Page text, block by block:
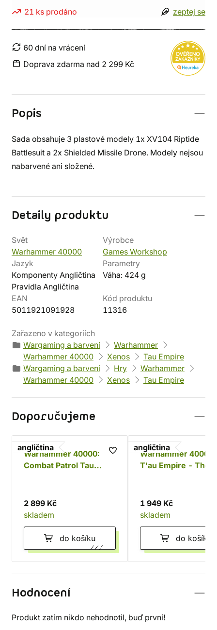
21 ks prodáno zeptej se
60 dní na vrácení
Doprava zdarma nad 2 299 Kč
Popis
Sada obsahuje 3 plastové modely 1x XV104 Riptide
Battlesuit a 2x Shielded Missile Drone. Modely nejsou
nabarvené ani složené.
Detaily produktu
Svět
Warhammer 40000
Výrobce
Games Workshop
Jazyk
Komponenty Angličtina
Pravidla Angličtina
Parametry
Váha: 424 g
EAN
5011921091928
Kód produktu
11316
Zařazeno v kategoriích
Wargaming a barvení
Warhammer
Warhammer 40000
Xenos
Tau Empire
Wargaming a barvení
Hry
Warhammer
Warhammer 40000
Xenos Tau Empire
Doporučujeme
angličtina
Warhammer 40000:
Combat Patrol Tau
2 899 Kč
skladem
do košíku
angličtina
Warhammer 40000:
T'au Empire - The
1 949 Kč
skladem
do košíku
Hodnocení
Produkt zatím nikdo nehodnotil, buď první!